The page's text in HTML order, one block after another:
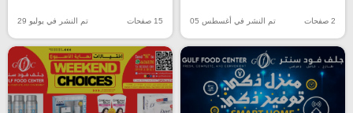
2 صفحات تم النشر في أغسطس 05 15 صفحات تم النشر في يوليو 29